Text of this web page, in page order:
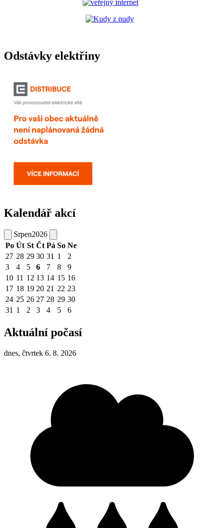
Odstávky elektřiny
Kalendář akcí
Srpen2026
Po Út St Čt Pá So Ne
27 28 29 30 31 1
2
3
4 5 6 7 8
9
10 11 12 13 14 15 16
17 18 19 20 21 22 23
24 25 26 27 28 29 30
31 1 2 3 4 5 6
Aktuální počasí
dnes, čtvrtek 6. 8. 2026